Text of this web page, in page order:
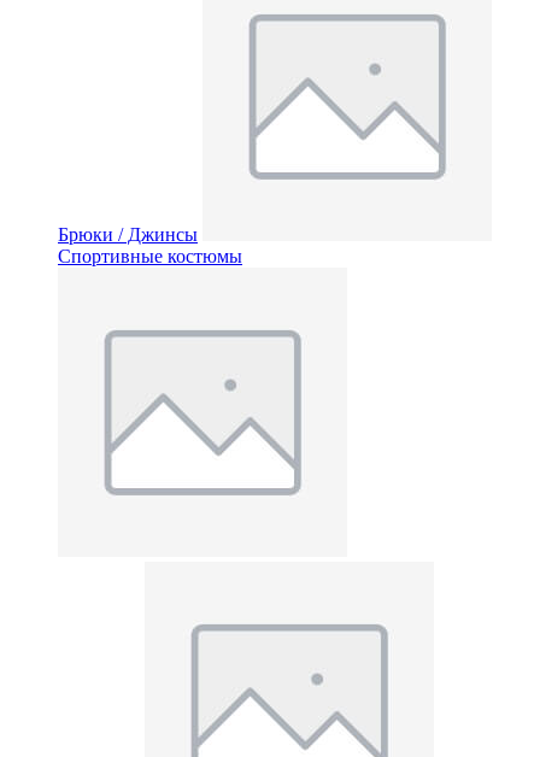
Брюки / Джинсы
Спортивные костюмы